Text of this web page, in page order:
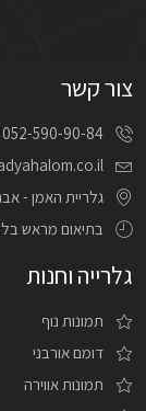
צור קשר
052-590-90-84
גלריית האמן - אברבנאל
בתיאום מראש
גלרייה וחנות
תמונות נוף
דומם אורבני
תמונות אווירה